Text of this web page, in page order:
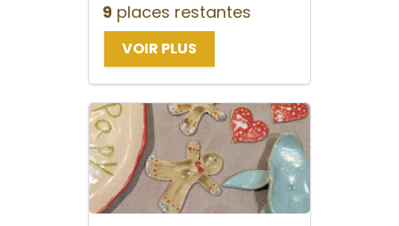
9 places restantes
VOIR PLUS